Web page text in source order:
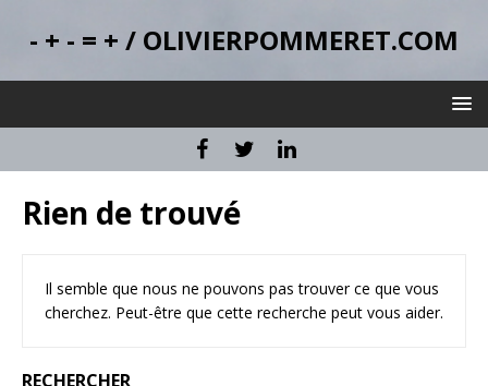
- + - = + / OLIVIERPOMMERET.COM
Rien de trouvé
Il semble que nous ne pouvons pas trouver ce que vous
cherchez. Peut-être que cette recherche peut vous aider.
RECHERCHER